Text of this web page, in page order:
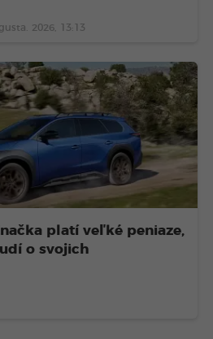
2026, 13:13
platí veľké peniaze,
o svojich